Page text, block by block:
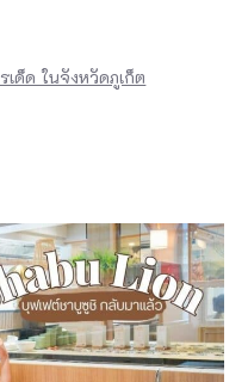
เด็ด ในจังหวัดภูเก็ต